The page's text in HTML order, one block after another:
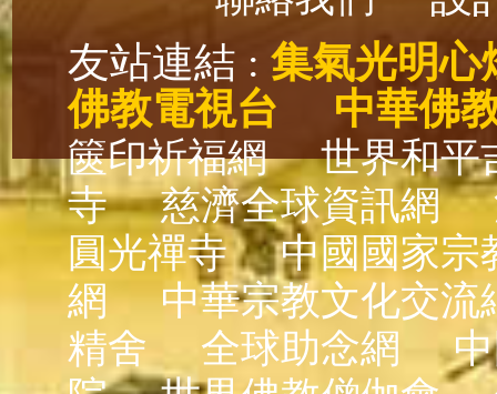
友站連結 : 集氣光明心
佛教電視台
中華佛
篋印祈福網
世界和平
寺
慈濟全球資訊網
圓光禪寺
中國國家宗
網
中華宗教文化交流
精舍
全球助念網